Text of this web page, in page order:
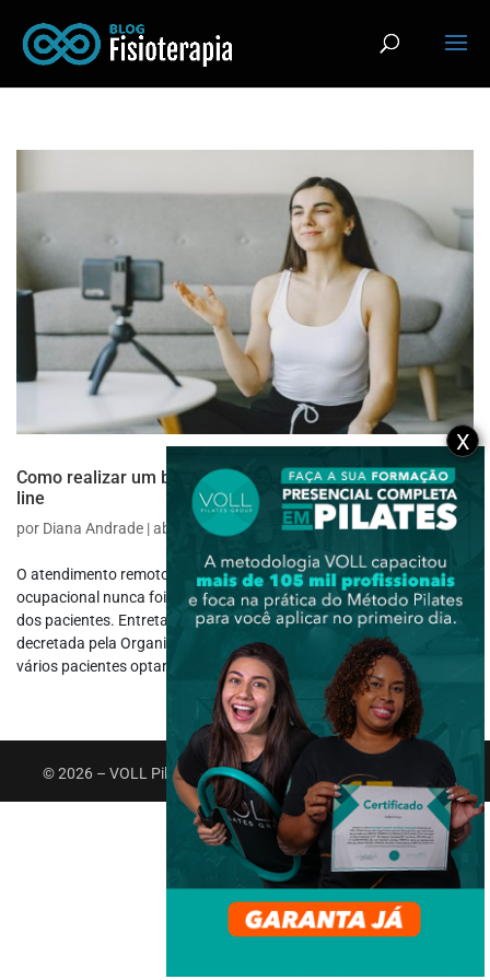
Como realizar um bom atendimento fisioterapêutico on-
line
por Diana Andrade |abr 26, 2021 |Atuação Profissional
O atendimento remoto para o fisioterapeuta e terapeuta
ocupacional nunca foi o método de primeira escolha na abordagem
dos pacientes. Entretanto, diante da situação de pandemia
decretada pela Organização Mundial de Saúde (OMS) em 2020,
vários pacientes optaram por...
© 2026 – VOLL Pilates Group. Todos os direitos reservados.
X